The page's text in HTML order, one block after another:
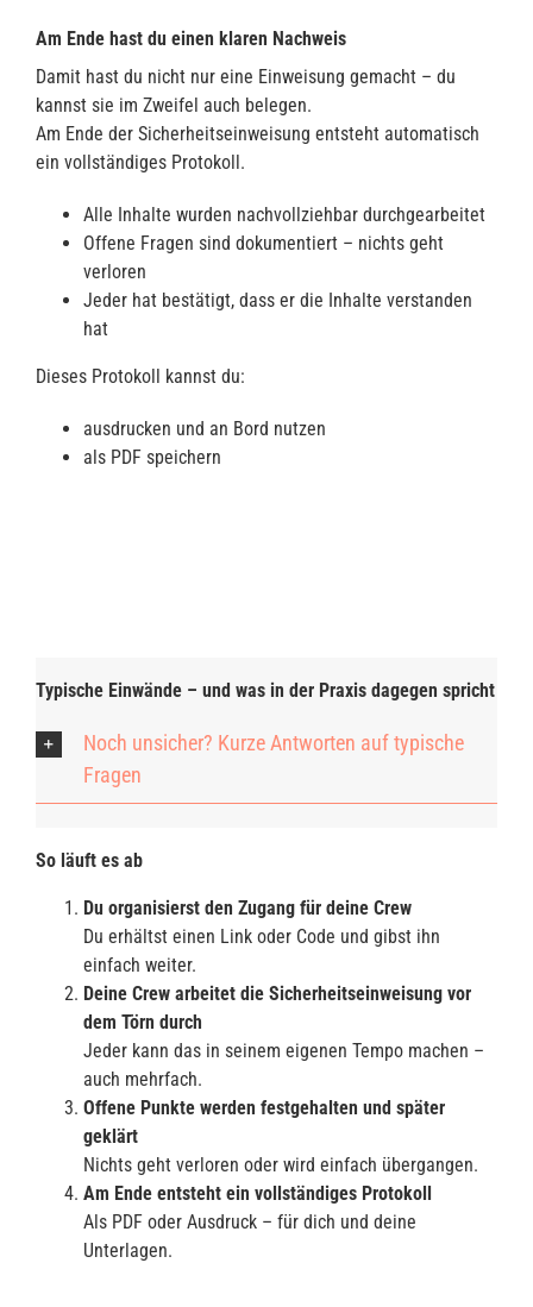
Am Ende hast du einen klaren Nachweis
Damit hast du nicht nur eine Einweisung gemacht – du
kannst sie im Zweifel auch belegen.
Am Ende der Sicherheitseinweisung entsteht automatisch
ein vollständiges Protokoll.
Alle Inhalte wurden nachvollziehbar durchgearbeitet
Offene Fragen sind dokumentiert – nichts geht
verloren
Jeder hat bestätigt, dass er die Inhalte verstanden
hat
Dieses Protokoll kannst du:
ausdrucken und an Bord nutzen
als PDF speichern
Typische Einwände – und was in der Praxis dagegen spricht
Noch unsicher? Kurze Antworten auf typische
Fragen
So läuft es ab
Du organisierst den Zugang für deine Crew
Du erhältst einen Link oder Code und gibst ihn
einfach weiter.
Deine Crew arbeitet die Sicherheitseinweisung vor
dem Törn durch
Jeder kann das in seinem eigenen Tempo machen –
auch mehrfach.
Offene Punkte werden festgehalten und später
geklärt
Nichts geht verloren oder wird einfach übergangen.
Am Ende entsteht ein vollständiges Protokoll
Als PDF oder Ausdruck – für dich und deine
Unterlagen.